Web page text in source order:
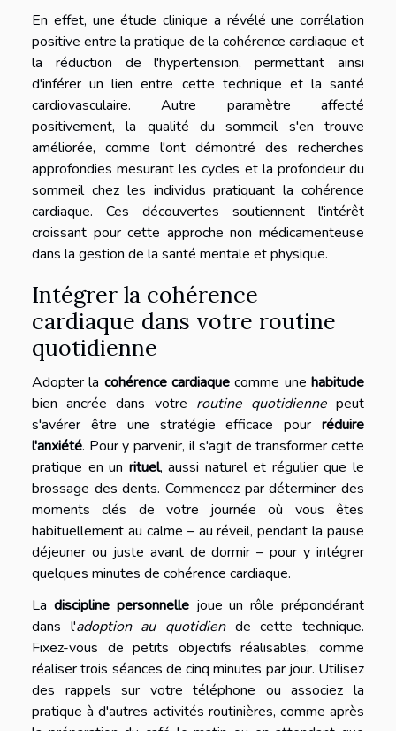
En effet, une étude clinique a révélé une corrélation
positive entre la pratique de la cohérence cardiaque et
la réduction de l'hypertension, permettant ainsi
d'inférer un lien entre cette technique et la santé
cardiovasculaire. Autre paramètre affecté
positivement, la qualité du sommeil s'en trouve
améliorée, comme l'ont démontré des recherches
approfondies mesurant les cycles et la profondeur du
sommeil chez les individus pratiquant la cohérence
cardiaque. Ces découvertes soutiennent l'intérêt
croissant pour cette approche non médicamenteuse
dans la gestion de la santé mentale et physique.
Intégrer la cohérence
cardiaque dans votre routine
quotidienne
Adopter la cohérence cardiaque comme unehabitude
bien ancrée dans votre routine quotidiennepeut
s'avérer être une stratégie efficace pour réduire
l'anxiété. Pour y parvenir, il s'agit de transformer cette
pratique en un rituel, aussi naturel et régulier que le
brossage des dents. Commencez par déterminer des
moments clés de votre journée où vous êtes
habituellement au calme – au réveil, pendant la pause
déjeuner ou juste avant de dormir – pour y intégrer
quelques minutes de cohérence cardiaque.
La discipline personnellejoue un rôle prépondérant
dans l'adoption au quotidiende cette technique.
Fixez-vous de petits objectifs réalisables, comme
réaliser trois séances de cinq minutes par jour. Utilisez
des rappels sur votre téléphone ou associez la
pratique à d'autres activités routinières, comme après